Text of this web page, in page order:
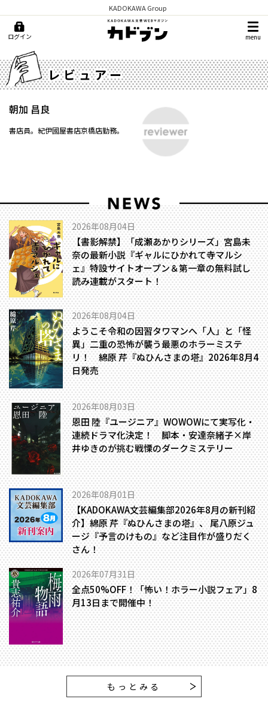
KADOKAWA Group
ログイン menu
レビュアー
朝加 昌良
書店員。紀伊國屋書店京橋店勤務。
2026年08月04日
【書影解禁】「成瀬あかりシリーズ」宮島未
奈の最新小説『ギャルにひかれて寺マルシ
ェ』特設サイトオープン＆第一章の無料試し
読み連載がスタート！
2026年08月04日
ようこそ令和の因習タワマンへ――「人」と「怪
異」二重の恐怖が襲う最悪のホラーミステ
リ！ 綿原 芹『ぬひんさまの塔』2026年8月4
日発売
2026年08月03日
恩田 陸『ユージニア』WOWOWにて実写化・
連続ドラマ化決定！ 脚本・安達奈緒子×岸
井ゆきのが挑む戦慄のダークミステリー
2026年08月01日
【KADOKAWA文芸編集部2026年8月の新刊紹
介】綿原 芹『ぬひんさまの塔』、 尾八原ジュ
ージ『予言のけもの』など注目作が盛りだく
さん！
2026年07月31日
全点50%OFF！「怖い！ホラー小説フェア」8
月13日まで開催中！
もっとみる